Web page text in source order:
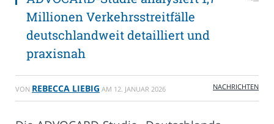
Millionen Verkehrsstreitfälle
deutschlandweit detailliert und
praxisnah
VON REBECCA LIEBIG AM 12. JANUAR 2026 NACHRICHTEN